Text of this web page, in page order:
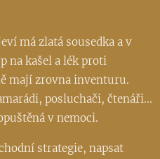
má zlatá sousedka a v
na kašel a lék proti
mají zrovna inventuru.
posluchači, čtenáři...
v nemoci.
strategie, napsat